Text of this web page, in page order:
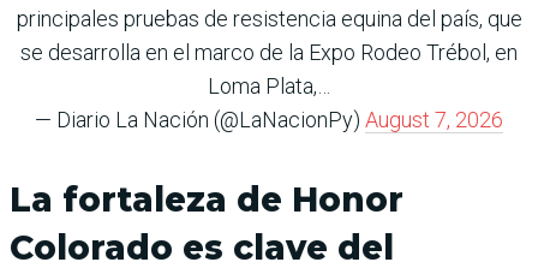
principales pruebas de resistencia equina del país, que
se desarrolla en el marco de la Expo Rodeo Trébol, en
Loma Plata,…
— Diario La Nación (@LaNacionPy) August 7, 2026
La fortaleza de Honor
Colorado es clave del